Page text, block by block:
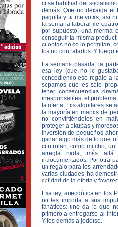
cosa habitual del
demás. Que no decaiga el
paguita y tu me votas; así
la semana laboral de
por supuesto, una merma
conseguir la misma
cuentas no se lo permitan,
los no contratados. Y luego
La semana pasada, la
esa ley (que no le
concediendo ese regalo a
sepamos que es solo
tener consecuencias
irresponsables: el
la oferta. Los alquileres se
la mayoría en manos de
no convirtiéndolos en
proteger a okupas y
inversión de pequeños
ganar algo más de lo que
controlan, como mucho,
arregla nada, más allá
indocumentados. Por otra
un regalo para los
varias ciudades ha
calidad de la oferta y
Esa ley, anecdótica en los
no les importa a sus
fanáticos: uno da lo que
primero a entregarse al
Y los demás a joderse.